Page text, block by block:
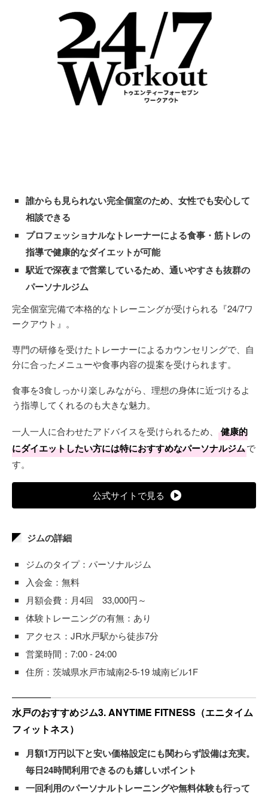
誰からも見られない完全個室のため、女性でも安心して
相談できる
プロフェッショナルなトレーナーによる食事・筋トレの
指導で健康的なダイエットが可能
駅近で深夜まで営業しているため、通いやすさも抜群の
パーソナルジム
完全個室完備で本格的なトレーニングが受けられる『24/7ワ
ークアウト』。
専門の研修を受けたトレーナーによるカウンセリングで、自
分に合ったメニューや食事内容の提案を受けられます。
食事を3食しっかり楽しみながら、理想の身体に近づけるよ
う指導してくれるのも大きな魅力。
一人一人に合わせたアドバイスを受けられるため、
健康的
にダイエットしたい方には特におすすめなパーソナルジムで
す。
公式サイトで見る
ジムの詳細
ジムのタイプ：パーソナルジム
入会金：無料
月額会費：月4回 33,000円～
体験トレーニングの有無：あり
アクセス：JR水戸駅から徒歩7分
営業時間：7:00 - 24:00
住所：茨城県水戸市城南2-5-19 城南ビル1F
水戸のおすすめジム3. ANYTIME FITNESS（エニタイム
フィットネス）
月額1万円以下と安い価格設定にも関わらず設備は充実。
毎日24時間利用できるのも嬉しいポイント
一回利用のパーソナルトレーニングや無料体験も行って